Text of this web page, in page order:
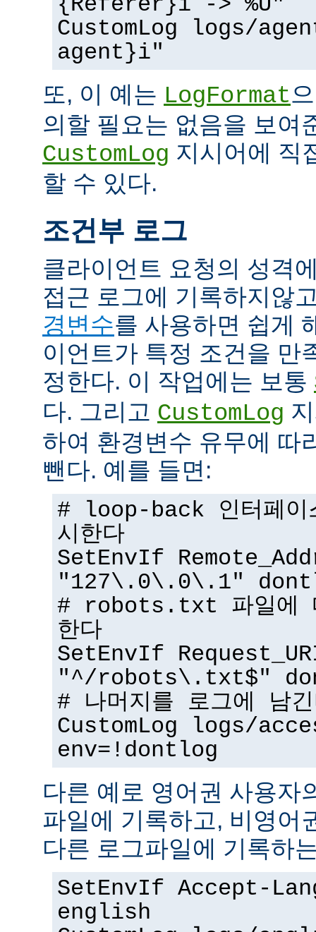
CustomLog logs/
agent}i"
또, 이 예는 LogFormat
의할 필요는 없음을 보여
CustomLog 지시어에 직
할 수 있다.
조건부 로그
클라이언트 요청의 성격
접근 로그에 기록하지않
경변수를 사용하면 쉽게
이언트가 특정 조건을 만
정한다. 이 작업에는 보통
다. 그리고 CustomLog
하여 환경변수 유무에 따
뺀다. 예를 들면:
# loop-back 인터페이
시한다
SetEnvIf
"127\.0\.0\.1"
# robots.txt 파일에
한다
SetEnvIf
"^/robots\.txt$"
# 나머지를 로그에 남
CustomLog logs/
env=!dontlog
다른 예로 영어권 사용자
파일에 기록하고, 비영어
다른 로그파일에 기록하
SetEnvIf Accept-
english